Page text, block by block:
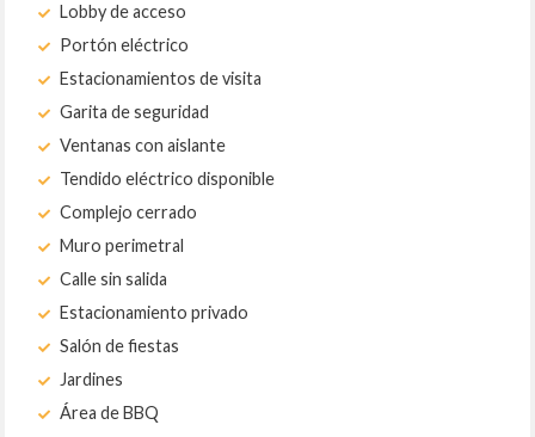
Lobby de acceso
Portón eléctrico
Estacionamientos de visita
Garita de seguridad
Ventanas con aislante
Tendido eléctrico disponible
Complejo cerrado
Muro perimetral
Calle sin salida
Estacionamiento privado
Salón de fiestas
Jardines
Área de BBQ